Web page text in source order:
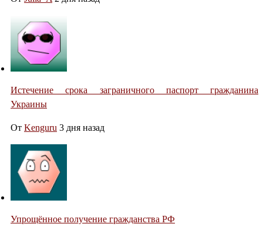
Истечение срока заграничного паспорт гражданина
Украины
От Kenguru 3 дня назад
Упрощённое получение гражданства РФ